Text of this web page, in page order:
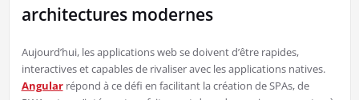
architectures modernes
Aujourd’hui, les applications web se doivent d’être rapides,
interactives et capables de rivaliser avec les applications natives.
Angularrépond à ce défi en facilitant la création de SPAs, de